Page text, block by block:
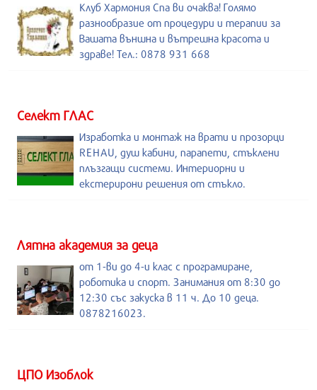
Клуб Хармония Спа ви очаква! Голямо
разнообразие от процедури и терапии за
Вашата външна и вътрешна красота и
здраве! Тел.: 0878 931 668
Селект ГЛАС
Изработка и монтаж на врати и прозорци
REHAU, душ кабини, парапети, стъклени
плъзгащи системи. Интериорни и
екстерирони решения от стъкло.
Лятна академия за деца
от 1-ви до 4-и клас с програмиране,
роботика и спорт. Занимания от 8:30 до
12:30 със закуска в 11 ч. До 10 деца.
0878216023.
ЦПО Изоблок